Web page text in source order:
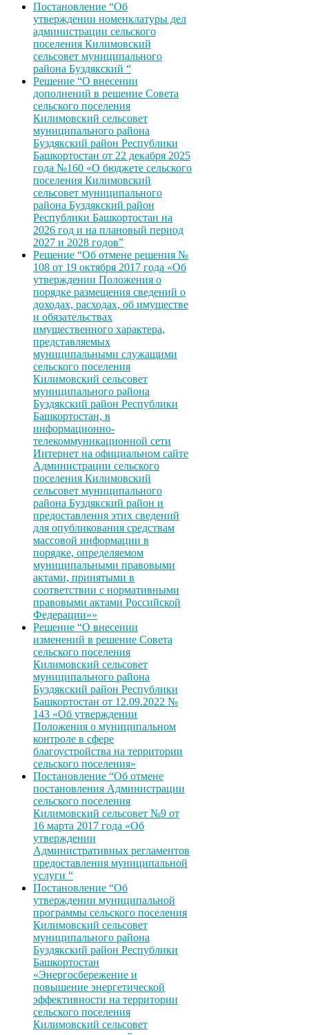
Постановление “Об
утверждении номенклатуры дел
администрации сельского
поселения Килимовский
сельсовет муниципального
района Буздякский “
Решение “О внесении
дополнений в решение Совета
сельского поселения
Килимовский сельсовет
муниципального района
Буздякский район Республики
Башкортостан от 22 декабря 2025
года №160 «О бюджете сельского
поселения Килимовский
сельсовет муниципального
района Буздякский район
Республики Башкортостан на
2026 год и на плановый период
2027 и 2028 годов”
Решение “Об отмене решения №
108 от 19 октября 2017 года «Об
утверждении Положения о
порядке размещения сведений о
доходах, расходах, об имуществе
и обязательствах
имущественного характера,
представляемых
муниципальными служащими
сельского поселения
Килимовский сельсовет
муниципального района
Буздякский район Республики
Башкортостан, в
информационно-
телекоммуникационной сети
Интернет на официальном сайте
Администрации сельского
поселения Килимовский
сельсовет муниципального
района Буздякский район и
предоставления этих сведений
для опубликования средствам
массовой информации в
порядке, определяемом
муниципальными правовыми
актами, принятыми в
соответствии с нормативными
правовыми актами Российской
Федерации»»
Решение “О внесении
изменений в решение Совета
сельского поселения
Килимовский сельсовет
муниципального района
Буздякский район Республики
Башкортостан от 12.09.2022 №
143 «Об утверждении
Положения о муниципальном
контроле в сфере
благоустройства на территории
сельского поселения»
Постановление “Об отмене
постановления Администрации
сельского поселения
Килимовский сельсовет №9 от
16 марта 2017 года «Об
утверждении
Административных регламентов
предоставления муниципальной
услуги “
Постановление “Об
утверждении муниципальной
программы сельского поселения
Килимовский сельсовет
муниципального района
Буздякский район Республики
Башкортостан
«Энергосбережение и
повышение энергетической
эффективности на территории
сельского поселения
Килимовский сельсовет